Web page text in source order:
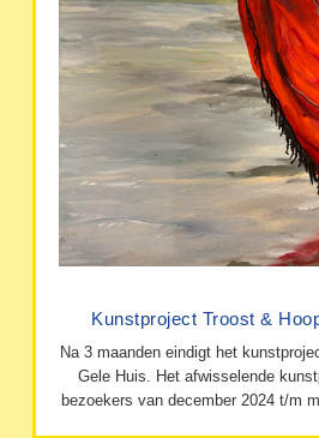
Kunstproject Troost &
Na 3 maanden eindigt het
Gele Huis. Het afwisselende
bezoekers van december 2024 t/m